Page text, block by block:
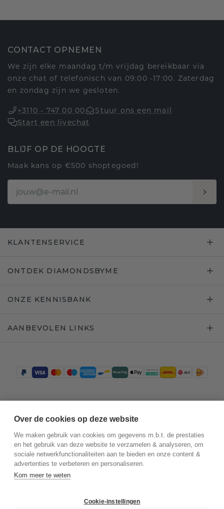
CONTACT OPNEMEN
We zijn elke maandag t/m vrijdag bereikbaar via
onze chat of telefonisch van 09:00 -17:00. Zaterdag
en zondag zijn we gesloten.
+3110 - 747 00 00
Stuur ons een mail
Start een livechat
BLIJF OP DE HOOGTE
Maak kans op €500 shoptegoed!
KLANTENSERVICE
ONTDEK DIAMONDSBYME
ONZE KENNISBANK
AANBEVOLEN LINKS
Over de cookies op deze website
We maken gebruik van cookies om gegevens m.b.t. de prestaties
en het gebruik van deze website te verzamelen & analyseren, om
sociale netwerkfunctionaliteiten aan te bieden en onze content &
advertenties te verbeteren en personaliseren.
Kom meer te weten
Cookie-instellingen